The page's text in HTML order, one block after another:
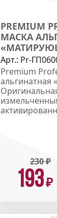
PREMIUM
МАСКА
Арт.: Pr-
Premium
альгинатная
230₽
193₽